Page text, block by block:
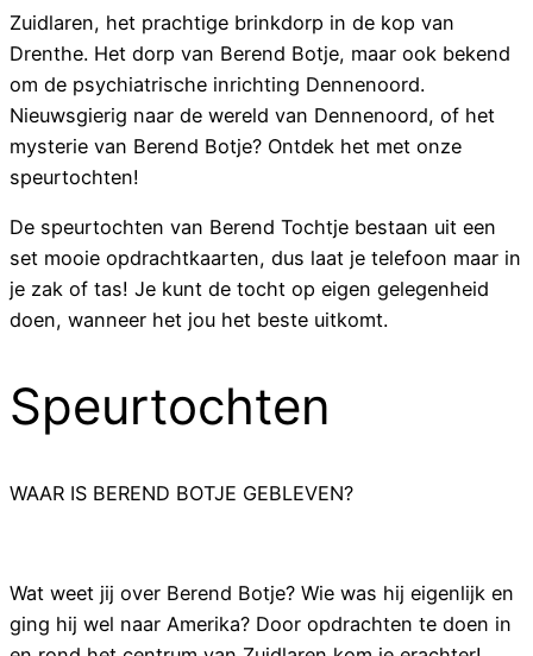
Zuidlaren, het prachtige brinkdorp in de kop van
Drenthe. Het dorp van Berend Botje, maar ook bekend
om de psychiatrische inrichting Dennenoord.
Nieuwsgierig naar de wereld van Dennenoord, of het
mysterie van Berend Botje? Ontdek het met onze
speurtochten!
De speurtochten van Berend Tochtje bestaan uit een
set mooie opdrachtkaarten, dus laat je telefoon maar in
je zak of tas! Je kunt de tocht op eigen gelegenheid
doen, wanneer het jou het beste uitkomt.
Speurtochten
WAAR IS BEREND BOTJE GEBLEVEN?
Wat weet jij over Berend Botje? Wie was hij eigenlijk en
ging hij wel naar Amerika? Door opdrachten te doen in